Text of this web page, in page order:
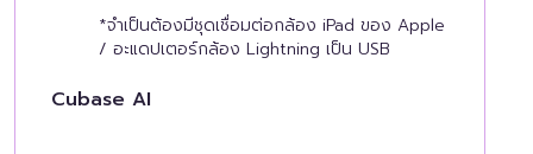
*จำเป็นต้องมีชุดเชื่อมต่อกล้อง iPad ของ Apple
/ อะแดปเตอร์กล้อง Lightning เป็น USB
Cubase AI